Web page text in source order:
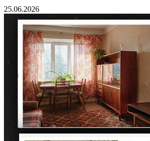
25.06.2026